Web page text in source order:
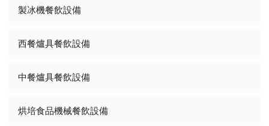
製冰機餐飲設備
西餐爐具餐飲設備
中餐爐具餐飲設備
烘培食品機械餐飲設備